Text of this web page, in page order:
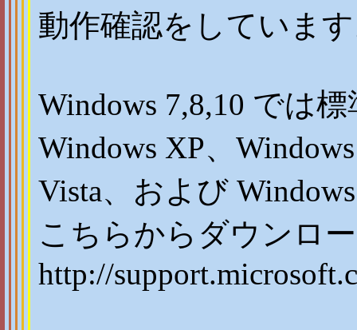
動作確認をしていま
Windows 7,8,10 では
Windows XP、
Vista、および
こちらからダウンロ
http://